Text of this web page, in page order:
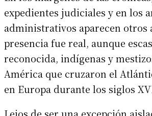
expedientes judiciales y en los
administrativos aparecen otros
presencia fue real, aunque
reconocida, indígenas y
América que cruzaron el
en Europa durante los siglos
Lejos de ser una excepción